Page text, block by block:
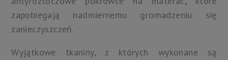
zapobiegają nadmiernemu gromadzeniu się
zanieczyszczeń.
Wyjątkowe tkaniny, z których wykonane są